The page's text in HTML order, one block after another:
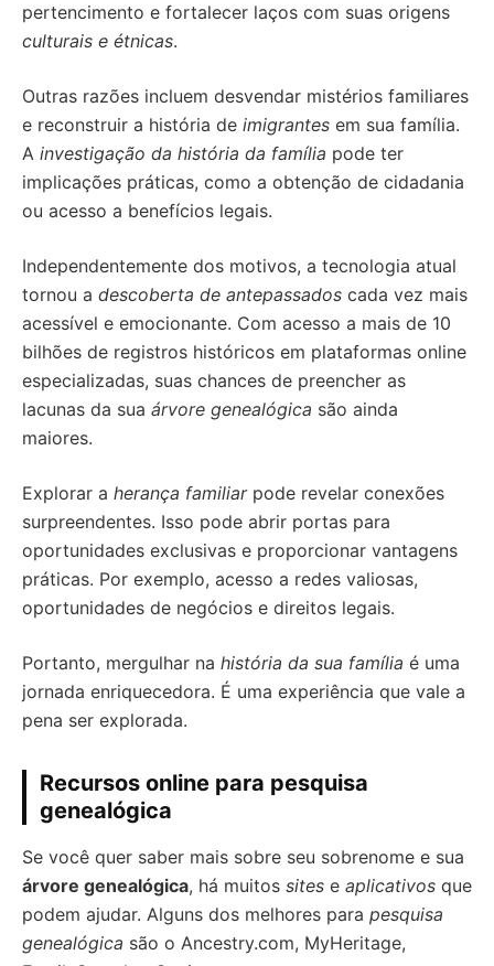
pertencimento e fortalecer laços com suas origens
culturais e étnicas.
Outras razões incluem desvendar mistérios familiares
e reconstruir a história de imigrantes em sua família.
A investigação da história da família pode ter
implicações práticas, como a obtenção de cidadania
ou acesso a benefícios legais.
Independentemente dos motivos, a tecnologia atual
tornou a descoberta de antepassados cada vez mais
acessível e emocionante. Com acesso a mais de 10
bilhões de registros históricos em plataformas online
especializadas, suas chances de preencher as
lacunas da sua árvore genealógica são ainda
maiores.
Explorar a herança familiarpode revelar conexões
surpreendentes. Isso pode abrir portas para
oportunidades exclusivas e proporcionar vantagens
práticas. Por exemplo, acesso a redes valiosas,
oportunidades de negócios e direitos legais.
Portanto, mergulhar na história da sua família é uma
jornada enriquecedora. É uma experiência que vale a
pena ser explorada.
Recursos online para pesquisa
genealógica
Se você quer saber mais sobre seu sobrenome e sua
árvore genealógica, há muitos sites e aplicativos que
podem ajudar. Alguns dos melhores para pesquisa
genealógica são o Ancestry.com, MyHeritage,